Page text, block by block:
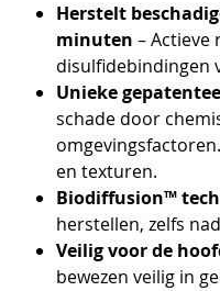
Herstelt
minuten – Actieve
disulfidebindingen
Unieke
schade door
en texturen.
Biodiffusion™
herstellen, zelfs
Veilig voor de
bewezen veilig in